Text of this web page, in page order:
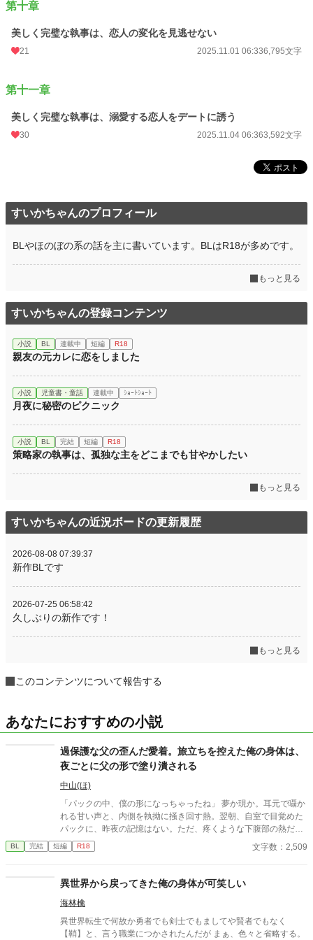
文字数
更新日時 2025.11.04 06:36
初回公開日時
第十章
美しく完璧な執事は、恋人の変化を見逃せない
21 2025.11.01 06:336,795文字
第十一章
美しく完璧な執事は、溺愛する恋人をデートに誘う
30 2025.11.04 06:363,592文字
すいかちゃんのプロフィール
BLやほのぼの系の話を主に書いています。BLはR18が多めです。
もっと見る
すいかちゃんの登録コンテンツ
小説 BL 連載中 短編 R18
親友の元カレに恋をしました
小説 児童書・童話 連載中 ｼｮｰﾄｼｮｰﾄ
月夜に秘密のピクニック
小説 BL 完結 短編 R18
策略家の執事は、孤独な主をどこまでも甘やかしたい
もっと見る
すいかちゃんの近況ボードの更新履歴
2026-08-08 07:39:37
新作BLです
2026-07-25 06:58:42
久しぶりの新作です！
もっと見る
このコンテンツについて報告する
あなたにおすすめの小説
過保護な父の歪んだ愛着。旅立ちを控えた俺の身体は、
夜ごとに父の形で塗り潰される
中山(ほ)
「パックの中、僕の形になっちゃったね」 夢か現か。耳元で囁か
れる甘い声と、内側を執拗に掻き回す熱。翌朝、自室で目覚めた
パックに、昨夜の記憶はない。ただ、疼くような下腹部の熱だけ
が残っていた。 相談しようと向かった相手こそが、自分を侵食し
ている張本人だとも知らずに、パックは父の部屋の扉を開く。 こ
BL 完結 短編 R18 文字数：2,509
異世界から戻ってきた俺の身体が可笑しい
海林檎
異世界転生で何故か勇者でも剣士でもましてや賢者でもなく
【鞘】と、言う職業につかされたんだが まぁ、色々と省略する。